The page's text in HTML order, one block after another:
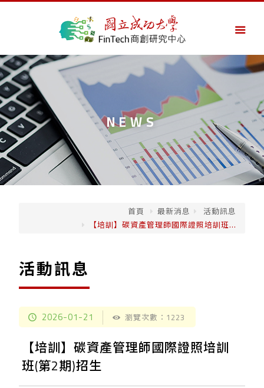
NEWS
首頁 最新消息
活動訊息
【培訓】碳資產管理師國際證照培訓班...
活動訊息
2026-01-21 瀏覽次數：1223
【培訓】碳資產管理師國際證照培訓
班(第2期)招生